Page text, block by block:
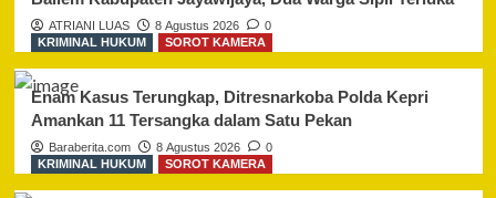
ATRIANI LUAS 8 Agustus 2026
0
KRIMINAL HUKUM
SOROT KAMERA
Enam Kasus Terungkap, Ditresnarkoba Polda Kepri
Amankan 11 Tersangka dalam Satu Pekan
Baraberita.com 8 Agustus 2026
0
KRIMINAL HUKUM
SOROT KAMERA